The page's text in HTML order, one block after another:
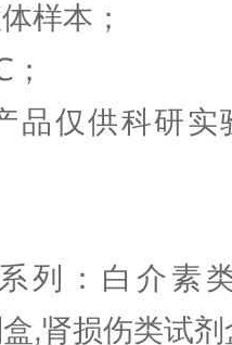
样本；
品仅供科研
列：白介素
,肾损伤类试剂